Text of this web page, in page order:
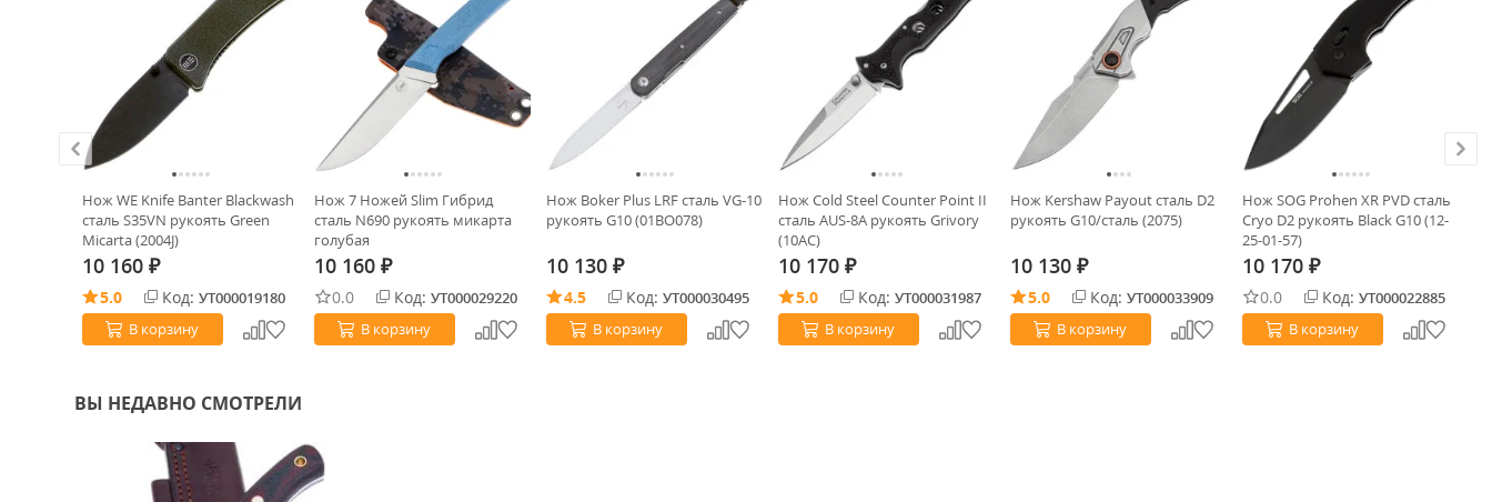
Нож WE Knife Banter Blackwash
сталь S35VN рукоять Green
Micarta (2004J)
10 160 ₽
5.0 Код: УТ000019180
В корзину
Нож 7 Ножей Slim Гибрид
сталь N690 рукоять микарта
голубая
10 160 ₽
0.0 Код: УТ000029220
В корзину
Нож Boker Plus LRF сталь VG-10
рукоять G10 (01BO078)
10 130 ₽
4.5 Код: УТ000030495
В корзину
Нож Cold Steel Counter Point II
сталь AUS-8A рукоять Grivory
(10AC)
10 170 ₽
5.0 Код: УТ000031987
В корзину
Нож Kershaw Payout сталь D2
рукоять G10/сталь (2075)
10 130 ₽
5.0 Код: УТ000033909
В корзину
Нож SOG Prohen XR PVD сталь
Cryo D2 рукоять Black G10 (12-
25-01-57)
10 170 ₽
0.0 Код: УТ000022885
В корзину
ВЫ НЕДАВНО СМОТРЕЛИ